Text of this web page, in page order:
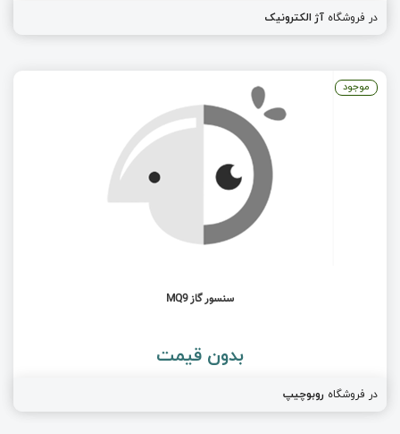
در فروشگاه آژ الکترونیک
سنسور گاز MQ9
بدون قیمت
در فروشگاه روبوچیپ
موجود